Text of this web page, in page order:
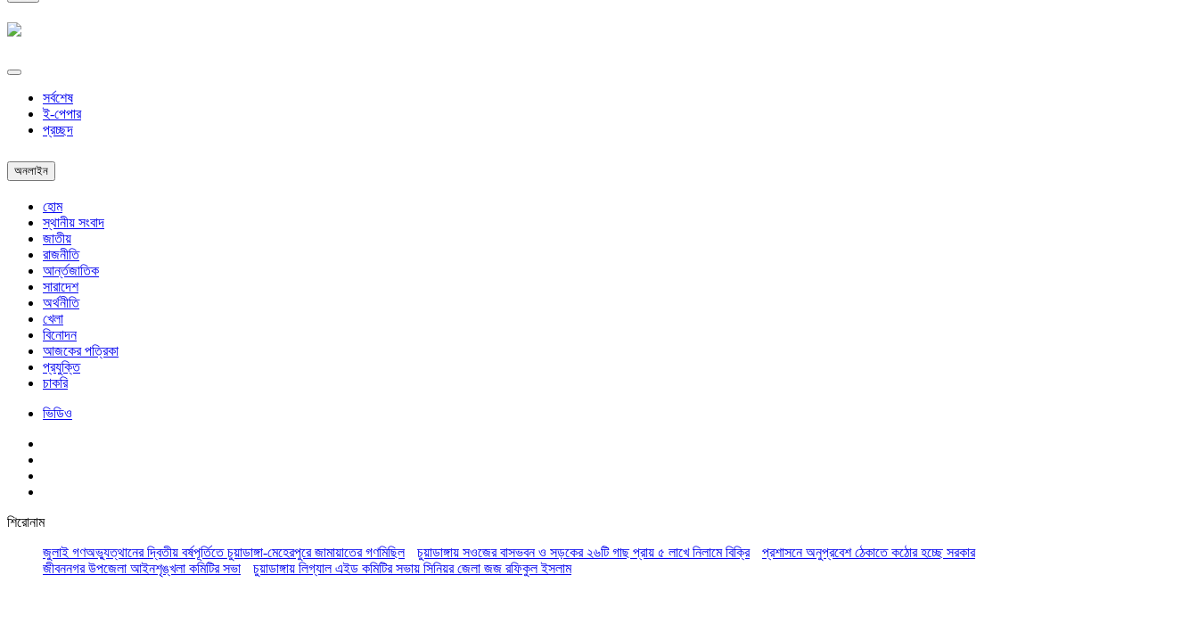
সর্বশেষ
ই-পেপার
প্রচ্ছদ
অনলাইন
হোম
স্থানীয় সংবাদ
জাতীয়
রাজনীতি
আর্ন্তজাতিক
সারাদেশ
অর্থনীতি
খেলা
বিনোদন
আজকের পত্রিকা
প্রযুক্তি
চাকরি
ভিডিও
শিরোনাম
জুলাই গণঅভ্যুত্থানের দ্বিতীয় বর্ষপূর্তিতে চুয়াডাঙ্গা-মেহেরপুরে জামায়াতের গণমিছিল
চুয়াডাঙ্গায় সওজের বাসভবন ও সড়কের ২৬টি গাছ প্রায় ৫ লাখে নিলামে বিক্রি
প্রশাসনে অনুপ্রবেশ ঠেকাতে কঠোর হচ্ছে সরকার
জীবননগর উপজেলা আইনশৃঙ্খলা কমিটির সভা
চুয়াডাঙ্গায় লিগ্যাল এইড কমিটির সভায় সিনিয়র জেলা জজ রফিকুল ইসলাম